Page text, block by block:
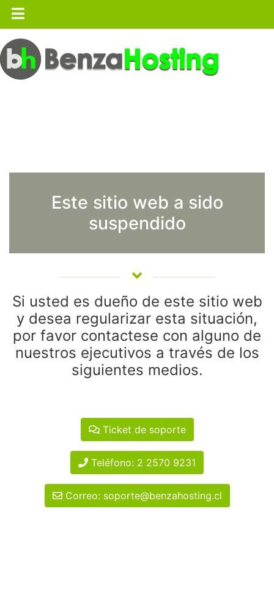
Este sitio web a sido
suspendido
Si usted es dueño de este sitio web
y desea regularizar esta situación,
por favor contactese con alguno de
nuestros ejecutivos a través de los
siguientes medios.
Ticket de soporte
Teléfono: 2 2570 9231
Correo: soporte@benzahosting.cl